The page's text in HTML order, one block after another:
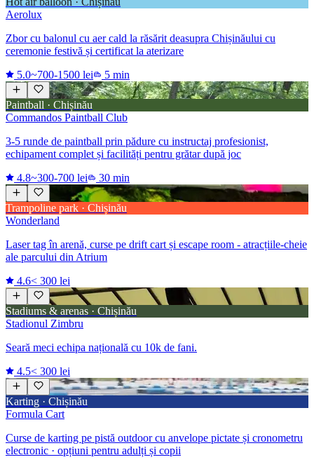
Aerolux
Zbor cu balonul cu aer cald la răsărit deasupra Chișinăului cu
ceremonie festivă și certificat la aterizare
5.0~700-1500 lei 5 min
Paintball · Chișinău
Commandos Paintball Club
3-5 runde de paintball prin pădure cu instructaj profesionist,
echipament complet și facilități pentru grătar după joc
4.8~300-700 lei 30 min
Trampoline park · Chișinău
Wonderland
Laser tag în arenă, curse pe drift cart și escape room - atracțiile-cheie
ale parcului din Atrium
4.6< 300 lei
Stadiums & arenas · Chișinău
Stadionul Zimbru
Seară meci echipa națională cu 10k de fani.
4.5< 300 lei
Karting · Chișinău
Formula Cart
Curse de karting pe pistă outdoor cu anvelope pictate și cronometru
electronic · opțiuni pentru adulți și copii